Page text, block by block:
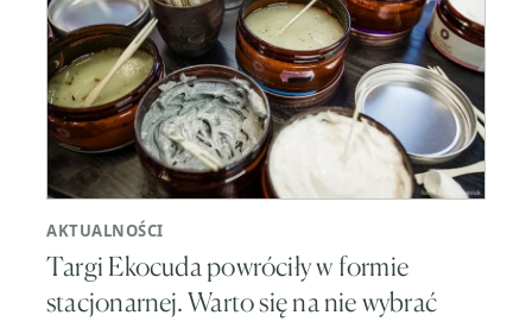
AKTUALNOŚCI
Targi Ekocuda powróciły w formie
stacjonarnej. Warto się na nie wybrać